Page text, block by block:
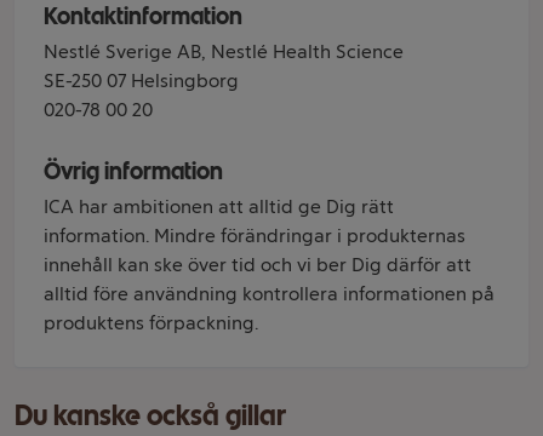
Kontaktinformation
Nestlé Sverige AB, Nestlé Health Science
SE-250 07 Helsingborg
020-78 00 20
Övrig information
ICA har ambitionen att alltid ge Dig rätt
information. Mindre förändringar i produkternas
innehåll kan ske över tid och vi ber Dig därför att
alltid före användning kontrollera informationen på
produktens förpackning.
Du kanske också gillar